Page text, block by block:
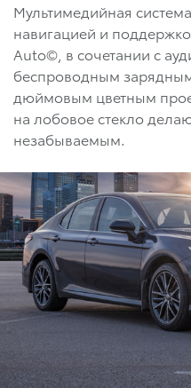
Мультимедийная
навигацией и
Auto©, в сочетании с
беспроводным
дюймовым цветным
на лобовое стекло
незабываемым.